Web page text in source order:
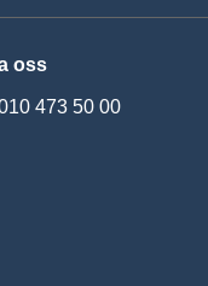
oss
473 50 00